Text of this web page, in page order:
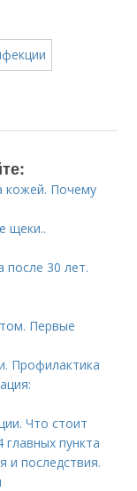
кожей. Почему
щеки..
после 30 лет.
Первые
Профилактика
Что стоит
главных пункта
и последствия.